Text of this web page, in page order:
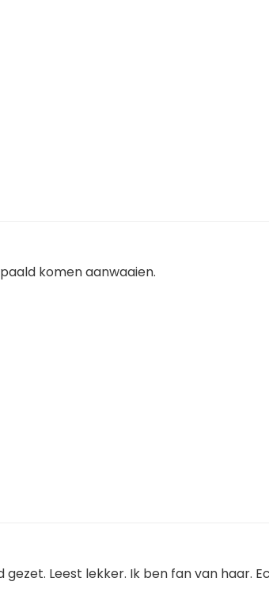
komen aanwaaien.
gezet. Leest lekker. Ik ben fan van haar.